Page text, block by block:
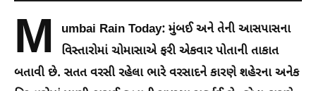
M umbai Rain Today: મુંબઈ અને તેની આસપાસના
વિસ્તારોમાં ચોમાસાએ ફરી એકવાર પોતાની તાકાત
બતાવી છે. સતત વરસી રહેલા ભારે વરસાદને કારણે શહેરના અનેક